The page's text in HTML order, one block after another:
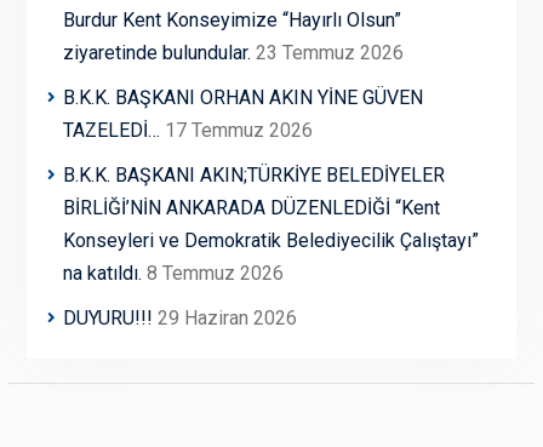
Burdur Kent Konseyimize “Hayırlı Olsun”
ziyaretinde bulundular. 23 Temmuz 2026
B.K.K. BAŞKANI ORHAN AKIN YİNE GÜVEN
TAZELEDİ… 17 Temmuz 2026
B.K.K. BAŞKANI AKIN;TÜRKİYE BELEDİYELER
BİRLİĞİ’NİN ANKARADA DÜZENLEDİĞİ “Kent
Konseyleri ve Demokratik Belediyecilik Çalıştayı”
na katıldı. 8 Temmuz 2026
DUYURU!!! 29 Haziran 2026